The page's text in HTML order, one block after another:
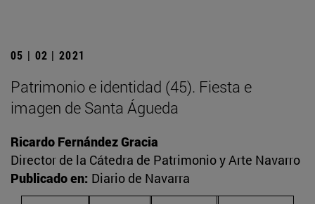
05 | 02 | 2021
Patrimonio e identidad (45). Fiesta e
imagen de Santa Águeda
Ricardo Fernández Gracia
Director de la Cátedra de Patrimonio y Arte Navarro
Publicado en: Diario de Navarra